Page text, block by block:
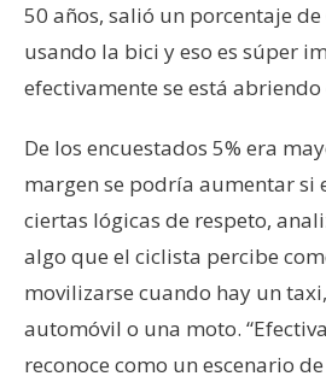
50 años, salió un porcentaje de
usando la bici y eso es súper
efectivamente se está abriendo
De los encuestados 5% era
margen se podría aumentar si
ciertas lógicas de respeto,
algo que el ciclista percibe
movilizarse cuando hay un
automóvil o una moto.
reconoce como un escenario